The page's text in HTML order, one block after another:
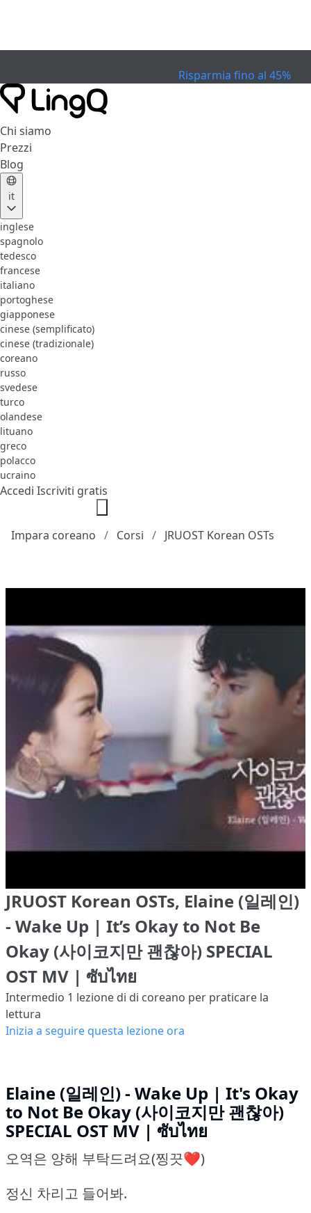
Risparmia fino al 45%
Chi siamo
Prezzi
Blog
it
inglese
spagnolo
tedesco
francese
italiano
portoghese
giapponese
cinese (semplificato)
cinese (tradizionale)
coreano
russo
svedese
turco
olandese
lituano
greco
polacco
ucraino
Accedi Iscriviti gratis
Impara coreano Corsi JRUOST Korean OSTs
JRUOST Korean OSTs, Elaine (일레인)
- Wake Up | It’s Okay to Not Be
Okay (사이코지만 괜찮아) SPECIAL
OST MV | ซับไทย
Intermedio 1 lezione di di coreano per praticare la
lettura
Inizia a seguire questa lezione ora
Elaine (일레인) - Wake Up | It's Okay
to Not Be Okay (사이코지만 괜찮아)
SPECIAL OST MV | ซับไทย
오역은 양해 부탁드려요(찡끗❤️)
정신 차리고 들어봐.